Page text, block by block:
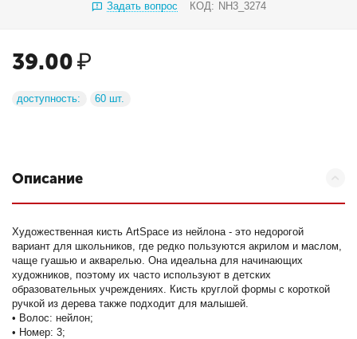
Задать вопрос КОД: NH3_3274
39.00₽
доступность: 60 шт.
Описание
Художественная кисть ArtSpace из нейлона - это недорогой
вариант для школьников, где редко пользуются акрилом и маслом,
чаще гуашью и акварелью. Она идеальна для начинающих
художников, поэтому их часто используют в детских
образовательных учреждениях. Кисть круглой формы с короткой
ручкой из дерева также подходит для малышей.
• Волос: нейлон;
• Номер: 3;